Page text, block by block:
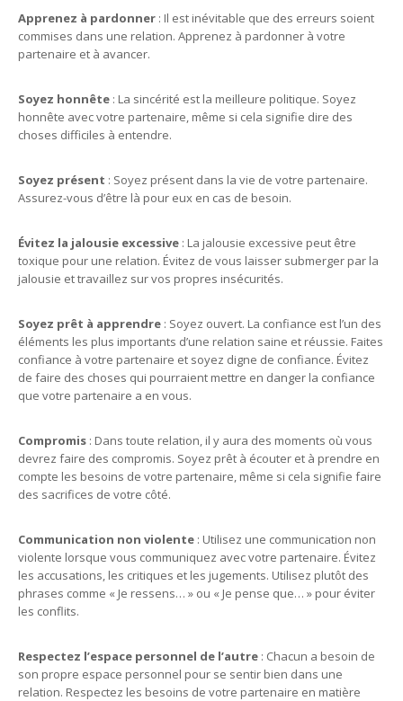
Apprenez à pardonner : Il est inévitable que des erreurs soient
commises dans une relation. Apprenez à pardonner à votre
partenaire et à avancer.
Soyez honnête : La sincérité est la meilleure politique. Soyez
honnête avec votre partenaire, même si cela signifie dire des
choses difficiles à entendre.
Soyez présent : Soyez présent dans la vie de votre partenaire.
Assurez-vous d’être là pour eux en cas de besoin.
Évitez la jalousie excessive : La jalousie excessive peut être
toxique pour une relation. Évitez de vous laisser submerger par la
jalousie et travaillez sur vos propres insécurités.
Soyez prêt à apprendre : Soyez ouvert. La confiance est l’un des
éléments les plus importants d’une relation saine et réussie. Faites
confiance à votre partenaire et soyez digne de confiance. Évitez
de faire des choses qui pourraient mettre en danger la confiance
que votre partenaire a en vous.
Compromis : Dans toute relation, il y aura des moments où vous
devrez faire des compromis. Soyez prêt à écouter et à prendre en
compte les besoins de votre partenaire, même si cela signifie faire
des sacrifices de votre côté.
Communication non violente : Utilisez une communication non
violente lorsque vous communiquez avec votre partenaire. Évitez
les accusations, les critiques et les jugements. Utilisez plutôt des
phrases comme « Je ressens… » ou « Je pense que… » pour éviter
les conflits.
Respectez l’espace personnel de l’autre : Chacun a besoin de
son propre espace personnel pour se sentir bien dans une
relation. Respectez les besoins de votre partenaire en matière